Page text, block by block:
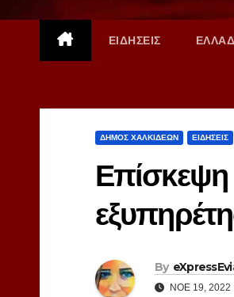
ΕΙΔΗΣΕΙΣ
ΔΗΜΟΣ ΧΑΛΚΙΔΕΩΝ ΕΙΔΗΣΕΙΣ
Επίσκεψη
By
ΝΟΈ 19, 2022